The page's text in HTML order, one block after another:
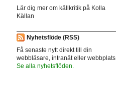
Lär dig mer om källkritik på Kolla
Källan
Nyhetsflöde (RSS)
Få senaste nytt direkt till din
webbläsare, intranät eller webbplats.
Se alla nyhetsflöden.